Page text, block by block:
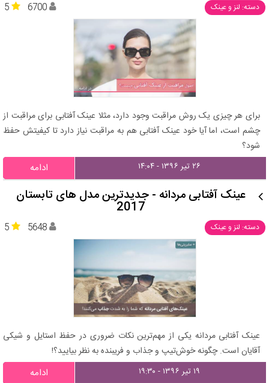
دسته: لنز و عینک 5 6700
برای هر چیزی یک روش مراقبت وجود دارد، مثلا عینک آفتابی برای مراقبت از
چشم است، اما آیا خود عینک آفتابی هم به مراقبت نیاز دارد تا کیفیتش حفظ
شود؟
۲۶ تیر ۱۳۹۶ - ۱۴:۰۴ ادامه
عینک آفتابی مردانه - جدیدترین مدل های تابستان
2017
دسته: لنز و عینک 5 5648
عینک آفتابی مردانه یکی از مهم‌ترین نکات ضروری در حفظ استایل و شیکی
آقایان است. چگونه خوش‌تیپ و جذاب و فریبنده به نظر بیایید؟!
۱۹ تیر ۱۳۹۶ - ۱۹:۳۰ ادامه